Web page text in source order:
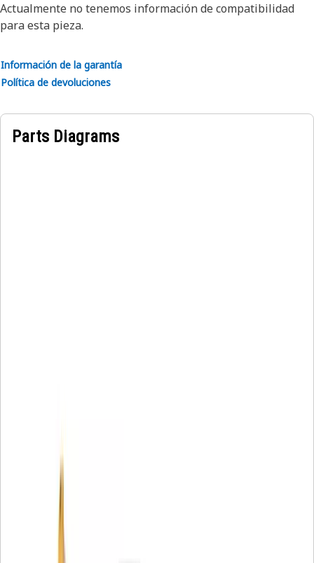
Actualmente no tenemos información de compatibilidad
para esta pieza.
Información de la garantía
Política de devoluciones
Parts Diagrams